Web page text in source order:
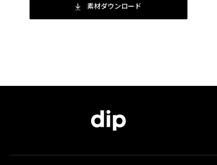
素材ダウンロード